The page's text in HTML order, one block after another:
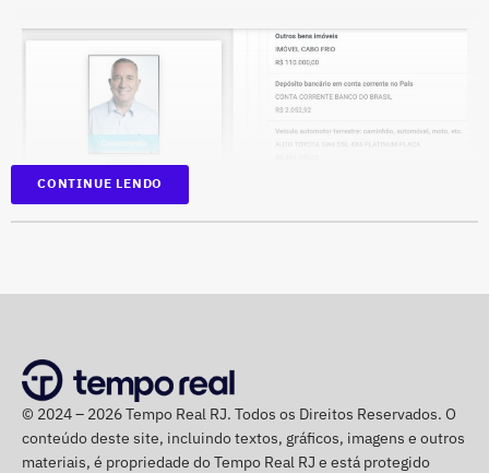
Deputados, o parlamentar havia informado R$
1.065.439,98 em bens. Na época, mantinha R$ 50 mil em
dinheiro vivo.
CONTINUE LENDO
© 2024 – 2026 Tempo Real RJ. Todos os Direitos Reservados. O
conteúdo deste site, incluindo textos, gráficos, imagens e outros
materiais, é propriedade do Tempo Real RJ e está protegido